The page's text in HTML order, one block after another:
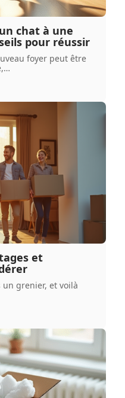
chat à une
pour réussir
foyer peut être
…
et
grenier, et voilà